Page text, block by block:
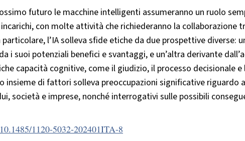
futuro le macchine intelligenti assumeranno un ruolo
con molte attività che richiederanno la collaborazione
particolare, l’IA solleva sfide etiche da due prospettive diverse:
i suoi potenziali benefici e svantaggi, e un’altra derivante
capacità cognitive, come il giudizio, il processo decisionale
insieme di fattori solleva preoccupazioni significative
società e imprese, nonché interrogativi sulle possibili
10.1485/1120-5032-202401ITA-8